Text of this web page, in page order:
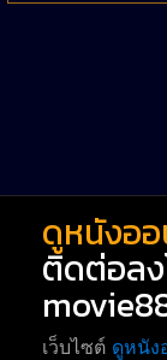
ดูหนังอ
ติดต่อล
เว็บไซต์ ดูหนัง